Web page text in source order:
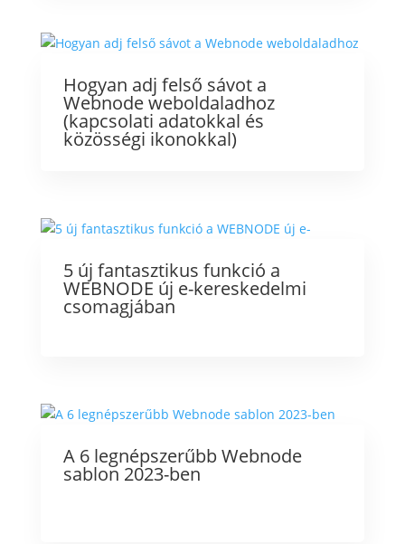
Hogyan adj felső sávot a
Webnode weboldaladhoz
(kapcsolati adatokkal és
közösségi ikonokkal)
5 új fantasztikus funkció a
WEBNODE új e-kereskedelmi
csomagjában
A 6 legnépszerűbb Webnode
sablon 2023-ben